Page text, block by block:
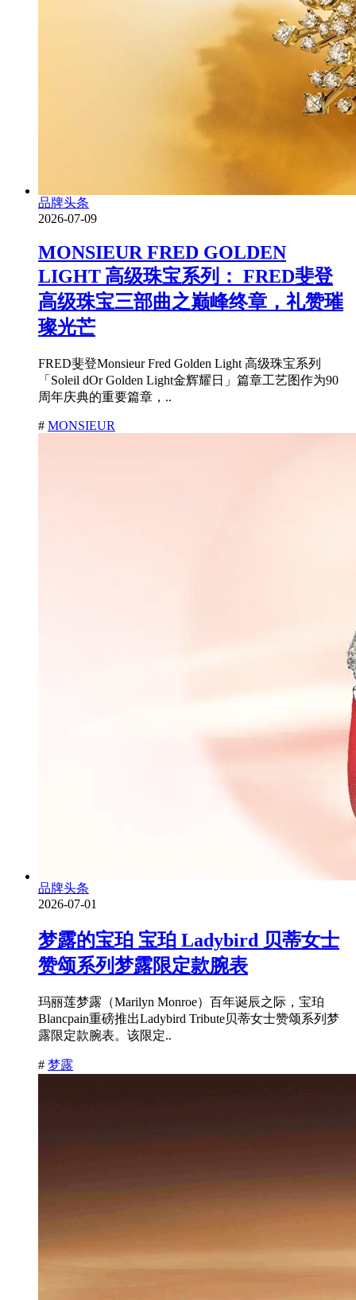
品牌头条
2026-07-09
MONSIEUR FRED GOLDEN
LIGHT 高级珠宝系列： FRED斐登
高级珠宝三部曲之巅峰终章，礼赞璀
璨光芒
FRED斐登Monsieur Fred Golden Light 高级珠宝系列
「Soleil dOr Golden Light金辉耀日」篇章工艺图作为90
周年庆典的重要篇章，..
# MONSIEUR
品牌头条
2026-07-01
梦露的宝珀 宝珀 Ladybird 贝蒂女士
赞颂系列梦露限定款腕表
玛丽莲梦露（Marilyn Monroe）百年诞辰之际，宝珀
Blancpain重磅推出Ladybird Tribute贝蒂女士赞颂系列梦
露限定款腕表。该限定..
# 梦露